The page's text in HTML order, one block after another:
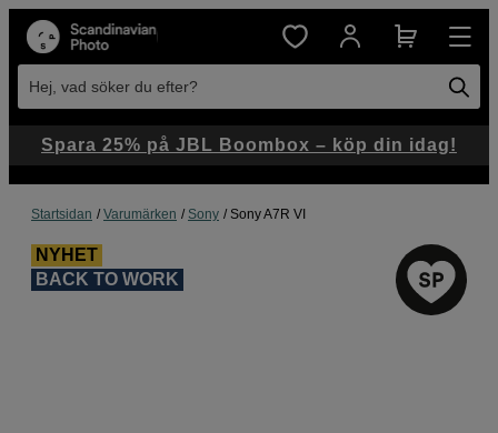
Hej, vad söker du efter?
Startsidan Varumärken Sony Sony A7R VI
NYHET
BACK TO WORK
Spara 25% på JBL Boombox – köp din idag!